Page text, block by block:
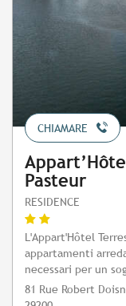
CHIAMARE
Pasteur
RESIDENCE
L'Appart'Hôtel
appartamenti
necessari per un
81 Rue Robert